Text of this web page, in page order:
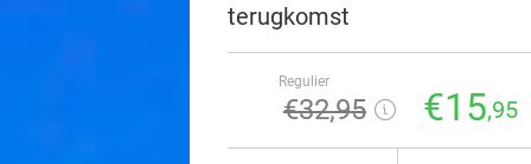
terugkomst
Regulier
€32,95 €15,95